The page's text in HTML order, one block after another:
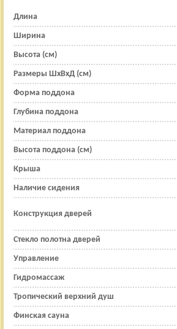
Длина
Ширина
Высота (см)
Размеры ШхВхД (см)
Форма поддона
Глубина поддона
Материал поддона
Высота поддона (см)
Крыша
Наличие сидения
Конструкция дверей
Стекло полотна дверей
Управление
Гидромассаж
Тропический верхний душ
Финская сауна